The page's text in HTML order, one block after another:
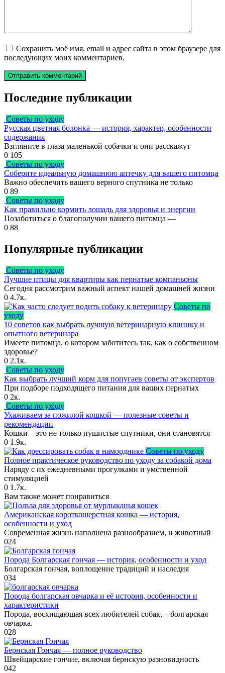
Сохранить моё имя, email и адрес сайта в этом браузере для
последующих моих комментариев.
Последние публикации
Советы по уходу
Русская цветная болонка — история, характер, особенности
содержания
Взгляните в глаза маленькой собачки и они расскажут
0 105
Советы по уходу
Соберите идеальную домашнюю аптечку для вашего питомца
Важно обеспечить вашего верного спутника не только
0 89
Советы по уходу
Как правильно кормить лошадь для здоровья и энергии
Позаботиться о благополучии вашего питомца —
0 88
Популярные публикации
Советы по уходу
Лучшие птицы для квартиры как пернатые компаньоны
Сегодня рассмотрим важный аспект нашей домашней жизни
0 4.7к.
Советы по
уходу
10 советов как выбрать лучшую ветеринарную клинику и
опытного ветеринара
Имеете питомца, о котором заботитесь так, как о собственном
здоровье?
0 2.1к.
Советы по уходу
Как выбрать лучший корм для попугаев советы от экспертов
При подборе подходящего питания для ваших пернатых
0 2к.
Советы по уходу
Ухаживаем за пожилой кошкой — полезные советы и
рекомендации
Кошки – это не только пушистые спутники, они становятся
0 1.9к.
Советы по уходу
Полное практическое руководство по уходу за собакой дома
Наряду с их ежедневными прогулками и умственной
стимуляцией
0 1.7к.
Вам также может понравиться
Американская короткошерстная кошка — история,
особенности и уход
Современная жизнь наполнена разнообразием, и животный
024
Порода Болгарская гончая — история, особенности и уход
Болгарская гончая, воплощение традиций и наследия
034
Порода болгарская овчарка и её история, особенности и
характеристики
Порода, восхищающая всех любителей собак, – болгарская
овчарка.
028
Бернская Гончая — полное руководство
Швейцарские гончие, включая бернскую разновидность
042